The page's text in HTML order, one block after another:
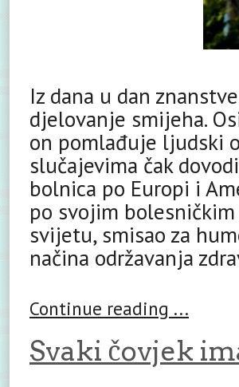
Iz dana u dan
djelovanje smijeha.
on pomlađuje ljudski
slučajevima čak
bolnica po Europi i
po svojim
svijetu, smisao za
načina održavanja
Continue reading ...
Svaki čovjek